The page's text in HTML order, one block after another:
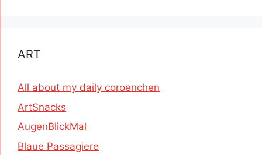
ART
All about my daily coroenchen
ArtSnacks
AugenBlickMal
Blaue Passagiere